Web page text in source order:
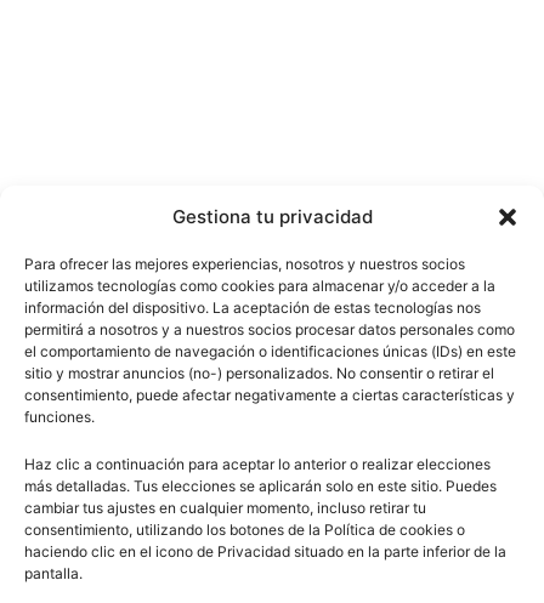
Gestiona tu privacidad
Para ofrecer las mejores experiencias, nosotros y nuestros socios
utilizamos tecnologías como cookies para almacenar y/o acceder a la
información del dispositivo. La aceptación de estas tecnologías nos
permitirá a nosotros y a nuestros socios procesar datos personales como
el comportamiento de navegación o identificaciones únicas (IDs) en este
sitio y mostrar anuncios (no-) personalizados. No consentir o retirar el
consentimiento, puede afectar negativamente a ciertas características y
funciones.
Haz clic a continuación para aceptar lo anterior o realizar elecciones
más detalladas. Tus elecciones se aplicarán solo en este sitio. Puedes
cambiar tus ajustes en cualquier momento, incluso retirar tu
consentimiento, utilizando los botones de la Política de cookies o
haciendo clic en el icono de Privacidad situado en la parte inferior de la
pantalla.